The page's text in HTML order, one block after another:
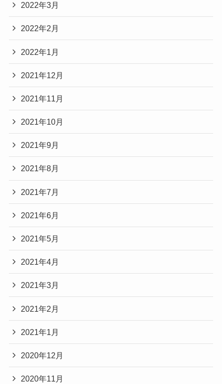
2022年3月
2022年2月
2022年1月
2021年12月
2021年11月
2021年10月
2021年9月
2021年8月
2021年7月
2021年6月
2021年5月
2021年4月
2021年3月
2021年2月
2021年1月
2020年12月
2020年11月